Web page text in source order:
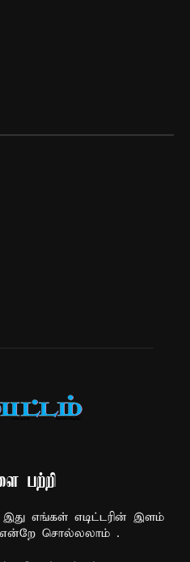
பற்றி
இது எங்கள் எடிட்டரின் இளம்
என்றே சொல்லலாம் .